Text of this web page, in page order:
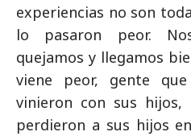
experiencias no son
lo pasaron peor.
quejamos y llegamos
viene peor, gente
vinieron con sus
perdieron a sus hijos